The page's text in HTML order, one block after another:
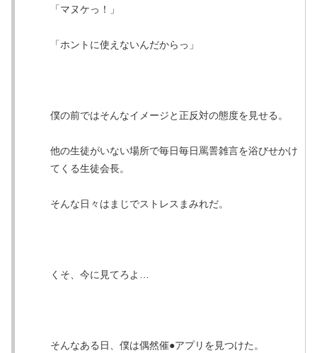
「マヌケっ！」
「ホントに使えないんだからっ」
僕の前ではそんなイメージと正反対の態度を見せる。
他の生徒がいない場所で毎日毎日罵詈雑言を浴びせかけ
てくる生徒会長。
そんな日々はまじでストレスまみれだ。
くそ、今に見てろよ…
そんなある日、僕は偶然催●アプリを見つけた。